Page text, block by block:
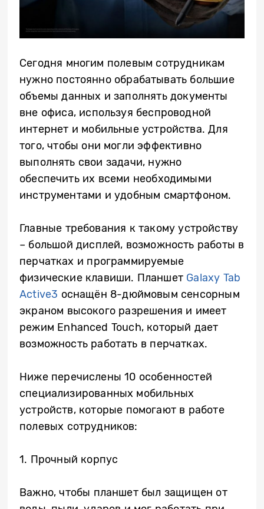
Сегодня многим полевым сотрудникам
нужно постоянно обрабатывать большие
объемы данных и заполнять документы
вне офиса, используя беспроводной
интернет и мобильные устройства. Для
того, чтобы они могли эффективно
выполнять свои задачи, нужно
обеспечить их всеми необходимыми
инструментами и удобным смартфоном.
Главные требования к такому устройству
– большой дисплей, возможность работы в
перчатках и программируемые
физические клавиши. Планшет Galaxy Tab
Active3 оснащён 8-дюймовым сенсорным
экраном высокого разрешения и имеет
режим Enhanced Touch, который дает
возможность работать в перчатках.
Ниже перечислены 10 особенностей
специализированных мобильных
устройств, которые помогают в работе
полевых сотрудников:
1. Прочный корпус
Важно, чтобы планшет был защищен от